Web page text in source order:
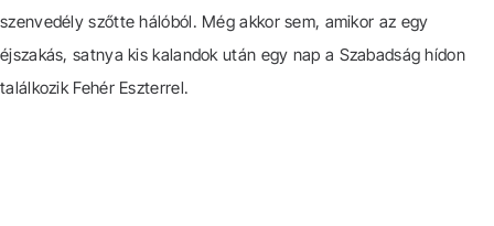
szenvedély szőtte hálóból. Még akkor sem, amikor az egy
éjszakás, satnya kis kalandok után egy nap a Szabadság hídon
találkozik Fehér Eszterrel.